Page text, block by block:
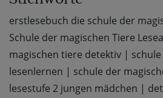
erstlesebuch die schule der
Schule der magischen Tiere
magischen tiere detektiv |
lesenlernen | schule der
lesestufe 2 jungen mädchen |